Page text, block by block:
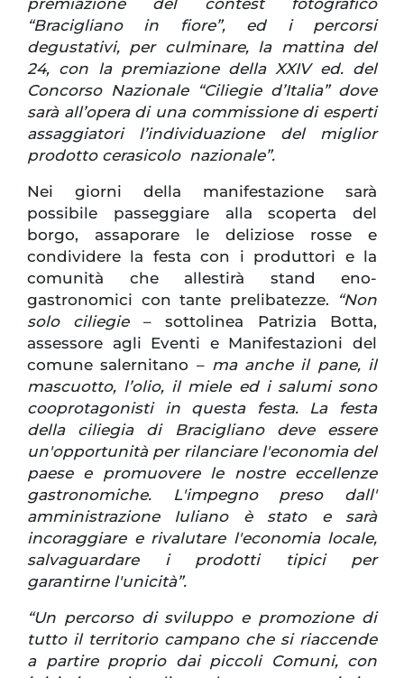
premiazione del contest fotografico
“Bracigliano in fiore”, ed i percorsi
degustativi, per culminare, la mattina del
24, con la premiazione della XXIV ed. del
Concorso Nazionale “Ciliegie d’Italia” dove
sarà all’opera di una commissione di esperti
assaggiatori l’individuazione del miglior
prodotto cerasicolo nazionale”.
Nei giorni della manifestazione sarà
possibile passeggiare alla scoperta del
borgo, assaporare le deliziose rosse e
condividere la festa con i produttori e la
comunità che allestirà stand eno-
gastronomici con tante prelibatezze.
“Non
solo ciliegie– sottolinea Patrizia Botta,
assessore agli Eventi e Manifestazioni del
comune salernitano – ma anche il pane, il
mascuotto, l’olio, il miele ed i salumi sono
cooprotagonisti in questa festa. La festa
della ciliegia di Bracigliano deve essere
un'opportunità per rilanciare l'economia del
paese e promuovere le nostre eccellenze
gastronomiche. L'impegno preso dall'
amministrazione Iuliano è stato e sarà
incoraggiare e rivalutare l'economia locale,
salvaguardare i prodotti tipici per
garantirne l'unicità”.
“Un percorso di sviluppo e promozione di
tutto il territorio campano che si riaccende
a partire proprio dai piccoli Comuni, con